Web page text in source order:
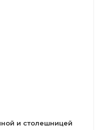
и столешницей